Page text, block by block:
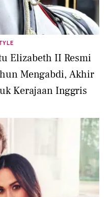
Elizabeth II Resmi
Mengabdi, Akhir
Kerajaan Inggris